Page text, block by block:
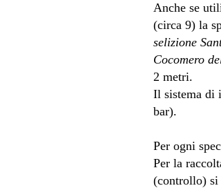
Anche se
(circa 9) la
selizione
Cocomero
2 metri.
Il sistema di
bar).
Per ogni
Per la
(controllo) si